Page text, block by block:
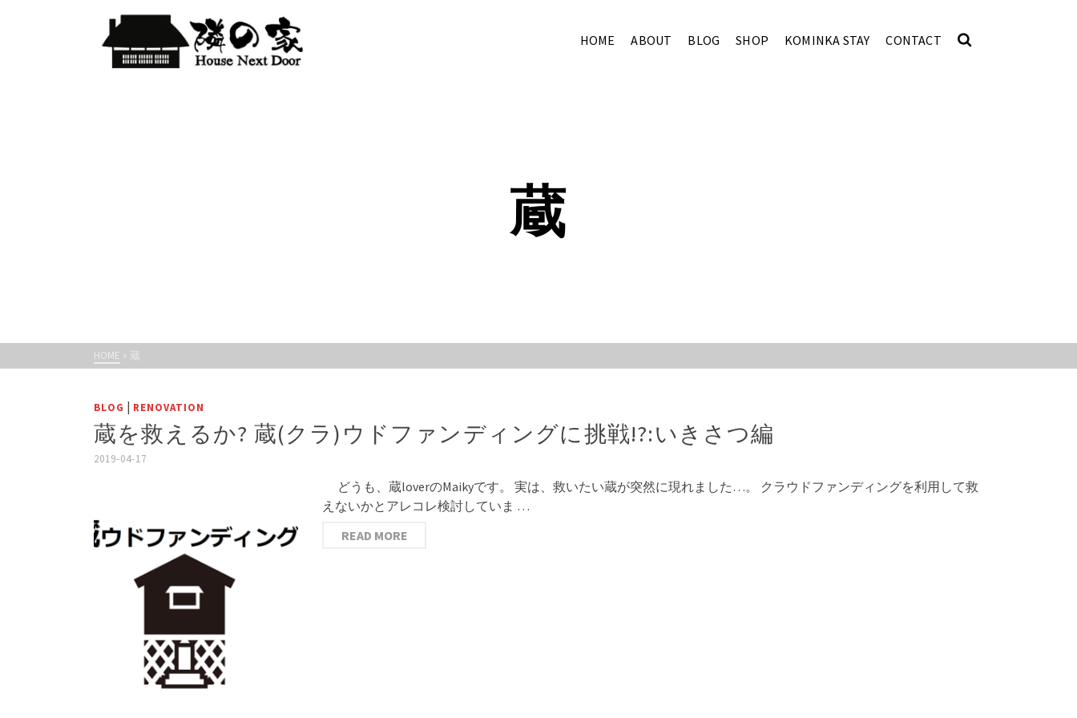
HOME ABOUT BLOG SHOP KOMINKA STAY CONTACT
蔵
HOME » 蔵
BLOG | RENOVATION
蔵を救えるか? 蔵(クラ)ウドファンディングに挑戦!?:いきさつ編
2019-04-17
どうも、蔵loverのMaikyです。 実は、救いたい蔵が突然に現れました…。 クラウドファンディングを利用して救
えないかとアレコレ検討していま …
READ MORE